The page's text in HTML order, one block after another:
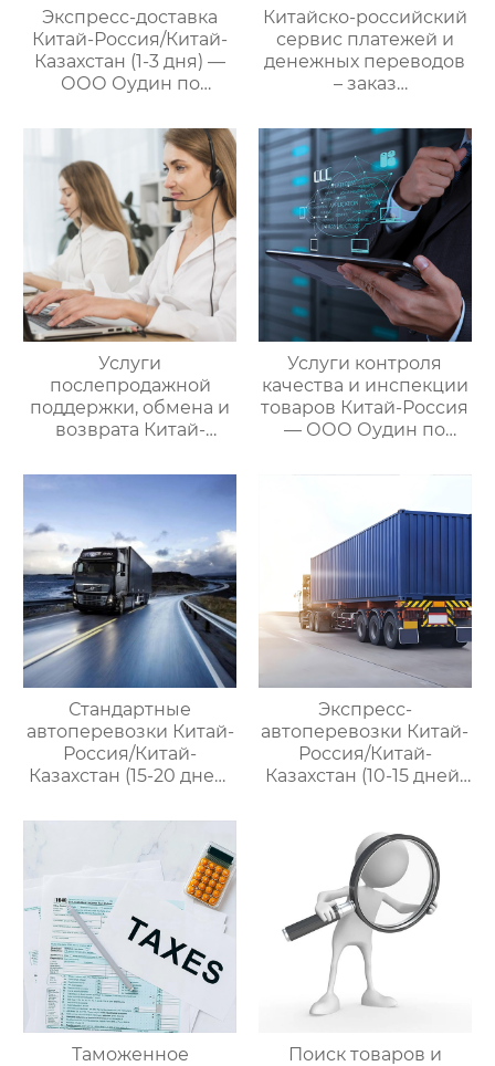
Экспресс-доставка
Китай-Россия/Китай-
Казахстан (1-3 дня) —
ООО Оудин по
международными
цепями поставок
Китайско-российский
сервис платежей и
денежных переводов
– заказ
поставок
Услуги
послепродажной
поддержки, обмена и
возврата Китай-
по управлению
международными
цепями поставок
Услуги контроля
качества и инспекции
товаров Китай-Россия
— ООО Оудин по
международными
Стандартные
автоперевозки Китай-
Россия/Китай-
Казахстан (15-20 дней)
управлению
международными
цепями поставок
Экспресс-
автоперевозки Китай-
Россия/Китай-
Казахстан (10-15 дней)
международными
цепями поставок
Таможенное
Поиск товаров и